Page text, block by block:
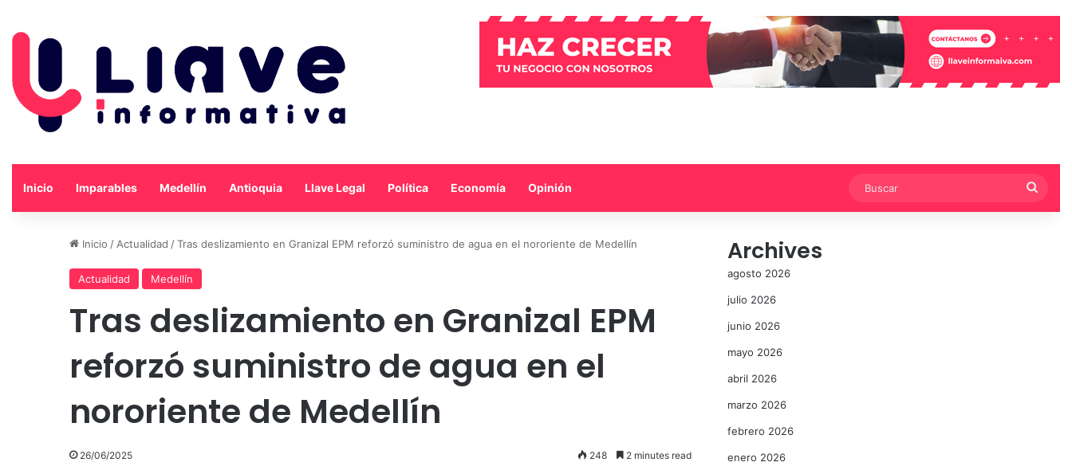
Inicio Imparables Medellín Antioquia Llave Legal Política Economía Opinión
Inicio / Actualidad /Tras deslizamiento en Granizal EPM reforzó suministro de agua en el nororiente de Medellín
Actualidad Medellín
Tras deslizamiento en Granizal EPM
reforzó suministro de agua en el
nororiente de Medellín
26/06/2025 248 2 minutes read
Archives
agosto 2026
julio 2026
junio 2026
mayo 2026
abril 2026
marzo 2026
febrero 2026
enero 2026